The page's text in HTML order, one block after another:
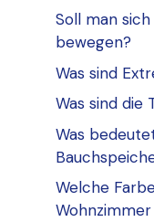
Soll man
bewegen?
Was sind
Was sind die
Was
Welche